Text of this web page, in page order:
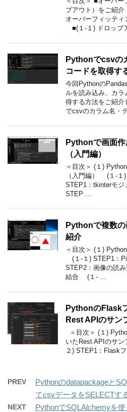
プアウト）をご紹
オーバーフィッテ
■(１-１) ドロップ
Pythonでcsvの
コードを取得す
今回Pythonの
ルを読み込み、カ
得する方法をご紹
でcsvのカラム名・
Pythonで画面
（入門編）
＜目次＞ (１)
（入門編） (１-
STEP1：tkinterモ
STEP …
Pythonで複数
紹介
＜目次＞ (１)
(１-１) STEP1：
STEP2：画像の読
結合 (１- …
PythonのFlask
Rest APIのサン
＜目次＞ (１)
いたRest APIのサ
２) STEP1：Flask
PREV
Pythonのdatapackageと
てcsvデータをSELECTす
NEXT
PythonでSQLAlchemyを